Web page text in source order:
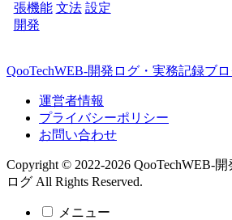
張機能 文法 設定
開発
QooTechWEB-開発ログ・実務記録ブ
運営者情報
プライバシーポリシー
お問い合わせ
Copyright © 2022-2026 QooTechWEB-
ログ All Rights Reserved.
メニュー